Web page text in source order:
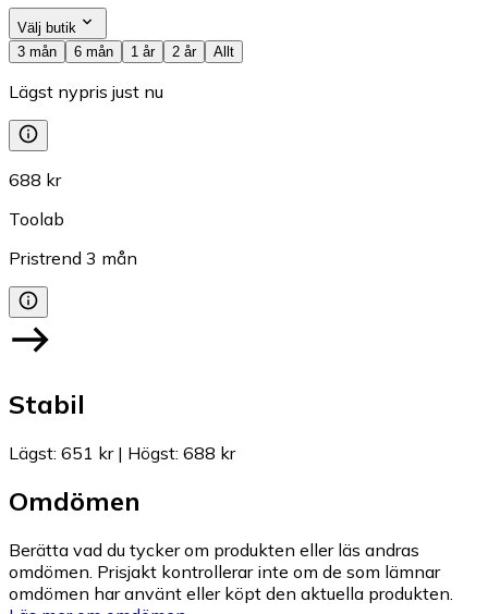
Välj butik
3 mån
6 mån 1 år 2 år Allt
Lägst nypris just nu
688 kr
Toolab
Pristrend 3 mån
Stabil
Lägst: 651 kr| Högst: 688 kr
Omdömen
Berätta vad du tycker om produkten eller läs andras
omdömen. Prisjakt kontrollerar inte om de som lämnar
omdömen har använt eller köpt den aktuella produkten.